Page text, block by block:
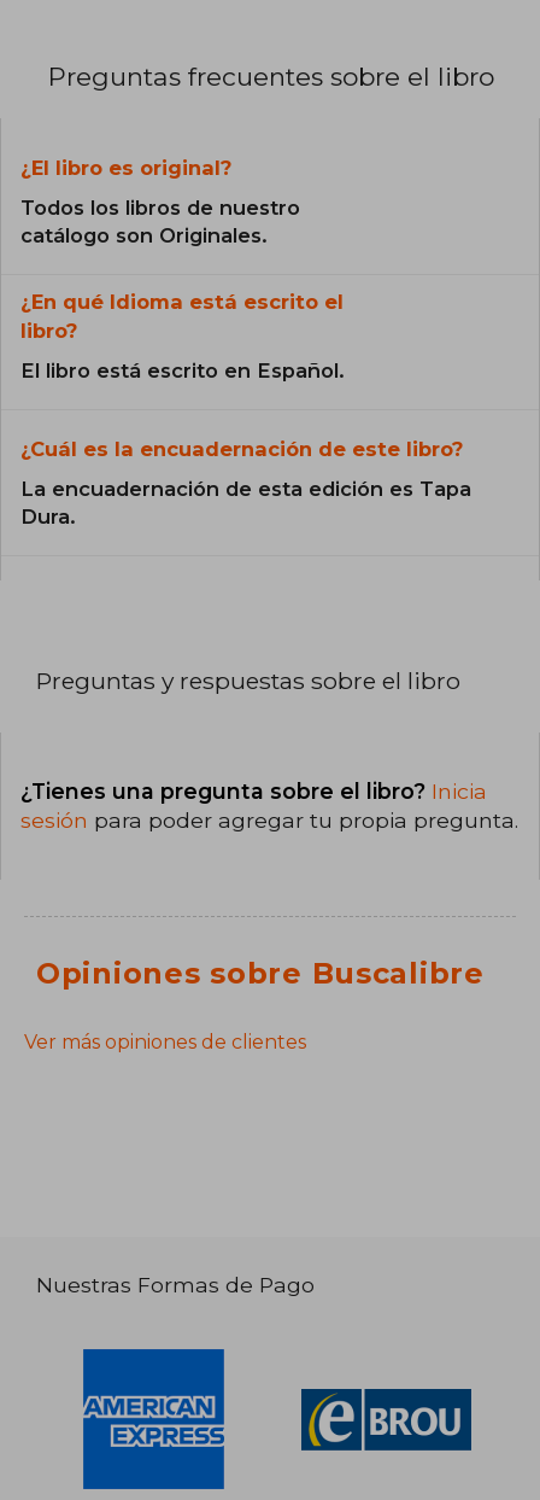
Preguntas frecuentes sobre el libro
¿El libro es original?
Todos los libros de nuestro
catálogo son Originales.
¿En qué Idioma está escrito el
libro?
El libro está escrito en Español.
¿Cuál es la encuadernación de este libro?
La encuadernación de esta edición es Tapa
Dura.
Preguntas y respuestas sobre el libro
¿Tienes una pregunta sobre el libro? Inicia
sesión para poder agregar tu propia pregunta.
Opiniones sobre Buscalibre
Ver más opiniones de clientes
Nuestras Formas de Pago